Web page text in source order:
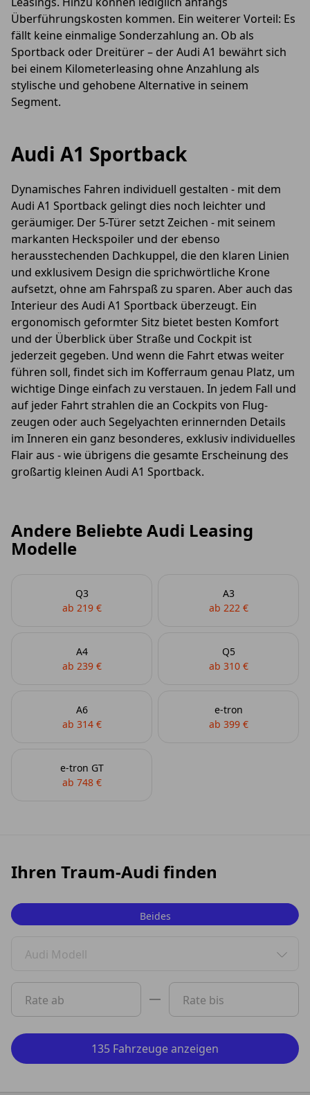
Überführungskosten kommen. Ein weiterer Vorteil: Es
fällt keine einmalige Sonderzahlung an. Ob als
Sportback oder Dreitürer – der Audi A1 bewährt sich
bei einem Kilometerleasing ohne Anzahlung als
stylische und gehobene Alternative in seinem
Segment.
Audi A1 Sportback
Dynamisches Fahren individuell gestalten - mit dem
Audi A1 Sportback gelingt dies noch leichter und
geräumiger. Der 5-Türer setzt Zeichen - mit seinem
mar­kanten Heck­spoiler und der ebenso
herausstechenden Dachkuppel, die den klaren Linien
und exklusivem Design die sprichwörtliche Krone
aufsetzt, ohne am Fahrspaß zu sparen. Aber auch das
Interieur des Audi A1 Sportback überzeugt. Ein
ergonomisch geformter Sitz bietet besten Komfort
und der Überblick über Straße und Cockpit ist
jederzeit gegeben. Und wenn die Fahrt etwas weiter
führen soll, findet sich im Kofferraum genau Platz, um
wichtige Dinge einfach zu verstauen. In jedem Fall und
auf jeder Fahrt strahlen die an Cockpits von Flug­
zeugen oder auch Segel­yachten er­in­nernden Details
im Inneren ein ganz besonderes, exklusiv individuelles
Flair aus - wie übrigens die gesamte Erscheinung des
großartig kleinen Audi A1 Sportback.
Andere Beliebte Audi Leasing
Modelle
Q3
ab 219 €
A3
ab 222 €
A4
ab 239 €
Q5
ab 310 €
A6
ab 314 €
e-tron
ab 399 €
e-tron GT
ab 748 €
Ihren Traum-Audi finden
Beides
Audi Modell
0 Vorschläge gefunden. Benutzen Sie die Pfeil-nach-
Rate ab
Rate bis
135 Fahrzeuge anzeigen